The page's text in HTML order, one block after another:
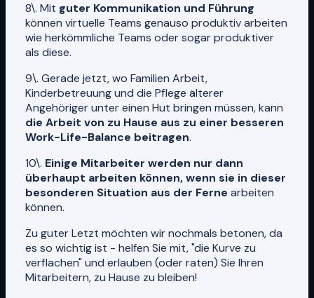
8\. Mit guter Kommunikation und Führung
können virtuelle Teams genauso produktiv arbeiten
wie herkömmliche Teams oder sogar produktiver
als diese.
9\. Gerade jetzt, wo Familien Arbeit,
Kinderbetreuung und die Pflege älterer
Angehöriger unter einen Hut bringen müssen, kann
die Arbeit von zu Hause aus zu einer besseren
Work-Life-Balance beitragen.
10\. Einige Mitarbeiter werden nur dann
überhaupt arbeiten können, wenn sie in dieser
besonderen Situation aus der Ferne arbeiten
können.
Zu guter Letzt möchten wir nochmals betonen, da
es so wichtig ist - helfen Sie mit, "die Kurve zu
verflachen" und erlauben (oder raten) Sie Ihren
Mitarbeitern, zu Hause zu bleiben!